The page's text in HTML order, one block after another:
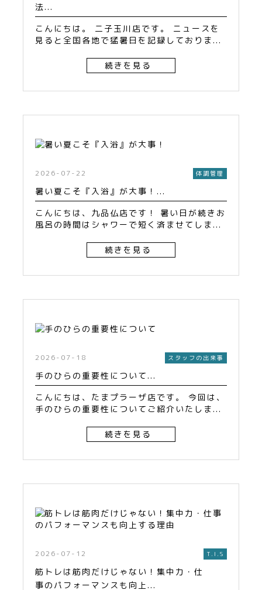
法...
こんにちは。 二子玉川店です。 ニュースを
見ると全国各地で猛暑日を記録しておりま...
続きを見る
2026-07-22 体調管理
暑い夏こそ『入浴』が大事！...
こんにちは、九品仏店です！ 暑い日が続きお
風呂の時間はシャワーで短く済ませてしま...
続きを見る
2026-07-18 スタッフの出来事
手のひらの重要性について...
こんにちは、たまプラーザ店です。 今回は、
手のひらの重要性についてご紹介いたしま...
続きを見る
2026-07-12 T.I.S
筋トレは筋肉だけじゃない！集中力・仕
事のパフォーマンスも向上...